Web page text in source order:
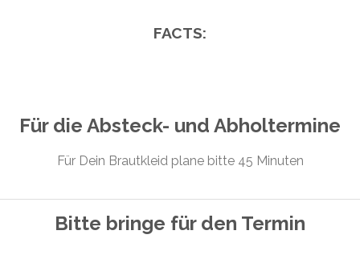
FACTS:
Für die Absteck- und Abholtermine
Für Dein Brautkleid plane bitte 45 Minuten
Bitte bringe für den Termin